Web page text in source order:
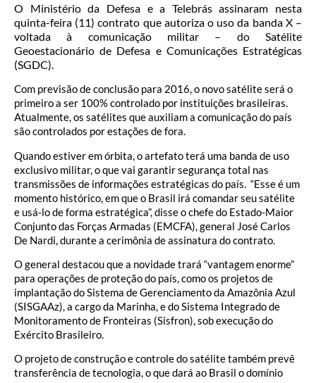
O Ministério da Defesa e a Telebrás assinaram nesta
quinta-feira (11) contrato que autoriza o uso da banda X –
voltada à comunicação militar – do Satélite
Geoestacionário de Defesa e Comunicações Estratégicas
(SGDC).
Com previsão de conclusão para 2016, o novo satélite será o
primeiro a ser 100% controlado por instituições brasileiras.
Atualmente, os satélites que auxiliam a comunicação do país
são controlados por estações de fora.
Quando estiver em órbita, o artefato terá uma banda de uso
exclusivo militar, o que vai garantir segurança total nas
transmissões de informações estratégicas do país. “Esse é um
momento histórico, em que o Brasil irá comandar seu satélite
e usá-lo de forma estratégica”, disse o chefe do Estado-Maior
Conjunto das Forças Armadas (EMCFA), general José Carlos
De Nardi, durante a cerimônia de assinatura do contrato.
O general destacou que a novidade trará “vantagem enorme”
para operações de proteção do país, como os projetos de
implantação do Sistema de Gerenciamento da Amazônia Azul
(SISGAAz), a cargo da Marinha, e do Sistema Integrado de
Monitoramento de Fronteiras (Sisfron), sob execução do
Exército Brasileiro.
O projeto de construção e controle do satélite também prevê
transferência de tecnologia, o que dará ao Brasil o domínio